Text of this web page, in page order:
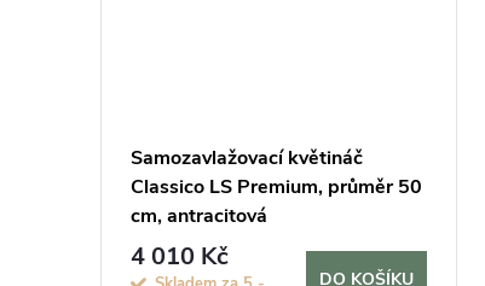
Samozavlažovací květináč
Classico LS Premium, průměr 50
cm, antracitová
4 010 Kč
DO KOŠÍKU